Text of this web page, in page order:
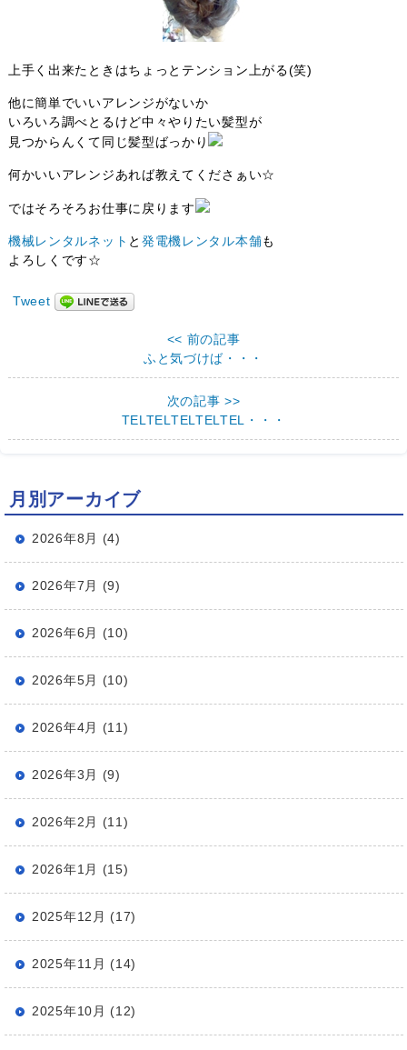
上手く出来たときはちょっとテンション上がる(笑)
他に簡単でいいアレンジがないか
いろいろ調べとるけど中々やりたい髪型が
見つからんくて同じ髪型ばっかり
何かいいアレンジあれば教えてくださぁい☆
ではそろそろお仕事に戻ります
機械レンタルネット と 発電機レンタル本舗も
よろしくです☆
Tweet
<< 前の記事
ふと気づけば・・・
次の記事 >>
TELTELTELTELTEL・・・
月別アーカイブ
2026年8月 (4)
2026年7月 (9)
2026年6月 (10)
2026年5月 (10)
2026年4月 (11)
2026年3月 (9)
2026年2月 (11)
2026年1月 (15)
2025年12月 (17)
2025年11月 (14)
2025年10月 (12)